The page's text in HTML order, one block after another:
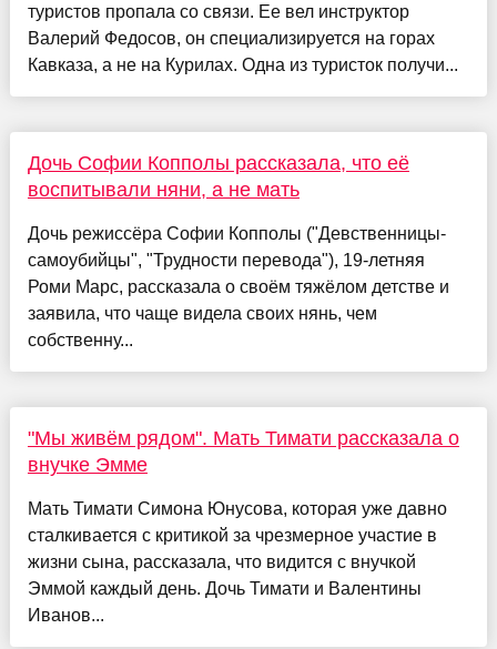
туристов пропала со связи. Ее вел инструктор
Валерий Федосов, он специализируется на горах
Кавказа, а не на Курилах. Одна из туристок получи...
Дочь Софии Копполы рассказала, что её
воспитывали няни, а не мать
Дочь режиссёра Софии Копполы ("Девственницы-
самоубийцы", "Трудности перевода"), 19-летняя
Роми Марс, рассказала о своём тяжёлом детстве и
заявила, что чаще видела своих нянь, чем
собственну...
"Мы живём рядом". Мать Тимати рассказала о
внучке Эмме
Мать Тимати Симона Юнусова, которая уже давно
сталкивается с критикой за чрезмерное участие в
жизни сына, рассказала, что видится с внучкой
Эммой каждый день. Дочь Тимати и Валентины
Иванов...